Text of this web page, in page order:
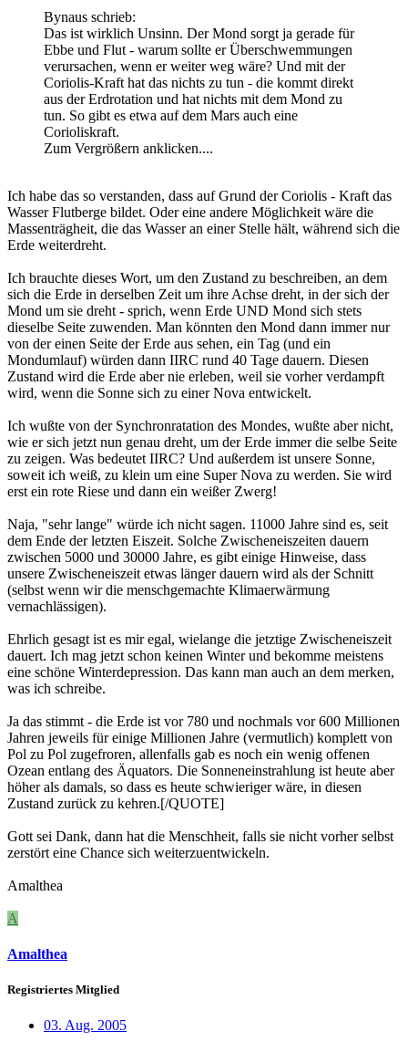
Bynaus schrieb:
Das ist wirklich Unsinn. Der Mond sorgt ja gerade für
Ebbe und Flut - warum sollte er Überschwemmungen
verursachen, wenn er weiter weg wäre? Und mit der
Coriolis-Kraft hat das nichts zu tun - die kommt direkt
aus der Erdrotation und hat nichts mit dem Mond zu
tun. So gibt es etwa auf dem Mars auch eine
Corioliskraft.
Zum Vergrößern anklicken....
Ich habe das so verstanden, dass auf Grund der Coriolis - Kraft das
Wasser Flutberge bildet. Oder eine andere Möglichkeit wäre die
Massenträgheit, die das Wasser an einer Stelle hält, während sich die
Erde weiterdreht.
Ich brauchte dieses Wort, um den Zustand zu beschreiben, an dem
sich die Erde in derselben Zeit um ihre Achse dreht, in der sich der
Mond um sie dreht - sprich, wenn Erde UND Mond sich stets
dieselbe Seite zuwenden. Man könnten den Mond dann immer nur
von der einen Seite der Erde aus sehen, ein Tag (und ein
Mondumlauf) würden dann IIRC rund 40 Tage dauern. Diesen
Zustand wird die Erde aber nie erleben, weil sie vorher verdampft
wird, wenn die Sonne sich zu einer Nova entwickelt.
Ich wußte von der Synchronratation des Mondes, wußte aber nicht,
wie er sich jetzt nun genau dreht, um der Erde immer die selbe Seite
zu zeigen. Was bedeutet IIRC? Und außerdem ist unsere Sonne,
soweit ich weiß, zu klein um eine Super Nova zu werden. Sie wird
erst ein rote Riese und dann ein weißer Zwerg!
Naja, "sehr lange" würde ich nicht sagen. 11000 Jahre sind es, seit
dem Ende der letzten Eiszeit. Solche Zwischeneiszeiten dauern
zwischen 5000 und 30000 Jahre, es gibt einige Hinweise, dass
unsere Zwischeneiszeit etwas länger dauern wird als der Schnitt
(selbst wenn wir die menschgemachte Klimaerwärmung
vernachlässigen).
Ehrlich gesagt ist es mir egal, wielange die jetztige Zwischeneiszeit
dauert. Ich mag jetzt schon keinen Winter und bekomme meistens
eine schöne Winterdepression. Das kann man auch an dem merken,
was ich schreibe.
Ja das stimmt - die Erde ist vor 780 und nochmals vor 600 Millionen
Jahren jeweils für einige Millionen Jahre (vermutlich) komplett von
Pol zu Pol zugefroren, allenfalls gab es noch ein wenig offenen
Ozean entlang des Äquators. Die Sonneneinstrahlung ist heute aber
höher als damals, so dass es heute schwieriger wäre, in diesen
Zustand zurück zu kehren.[/QUOTE]
Gott sei Dank, dann hat die Menschheit, falls sie nicht vorher selbst
zerstört eine Chance sich weiterzuentwickeln.
Amalthea
A
Amalthea
Registriertes Mitglied
03. Aug. 2005